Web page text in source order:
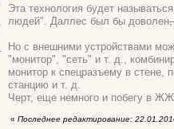
Эта технология будет
людей". Даллес был бы доволен,
Но с внешними устройствами
"монитор", "сеть" и т. д.,
монитор к спецразъему в стене,
станцию и т. д.
Черт, еще немного и побегу в ЖЖ
« Последнее редактирование: